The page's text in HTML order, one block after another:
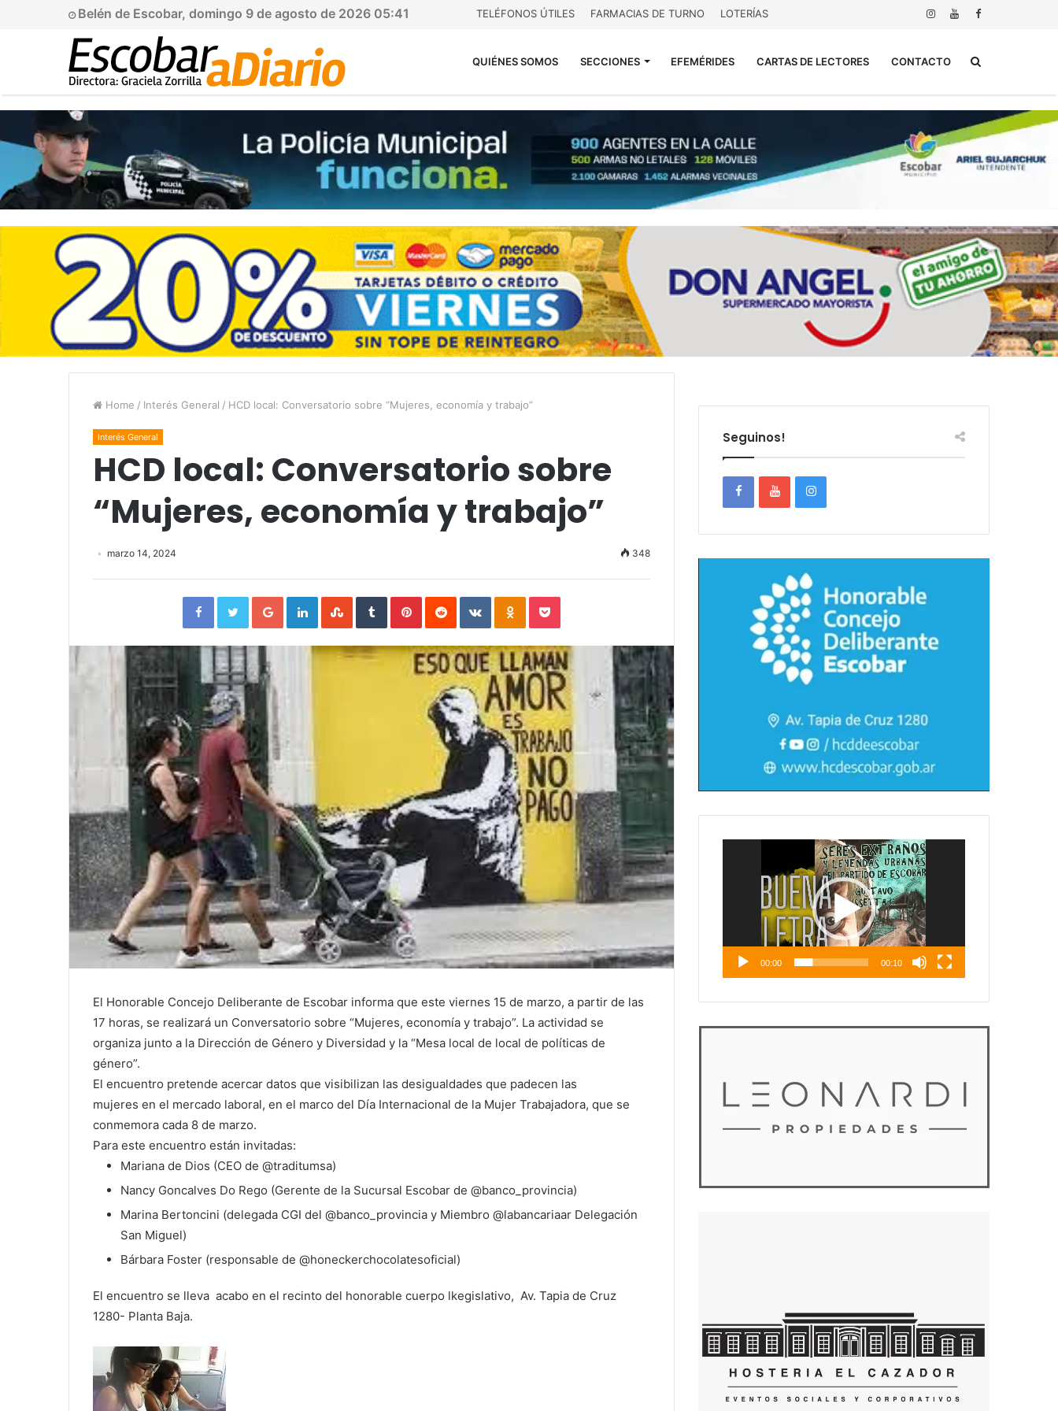
Belén de Escobar, domingo 9 de agosto de 2026 05:41 TELÉFONOS ÚTILES FARMACIAS DE TURNO LOTERÍAS
QUIÉNES SOMOS SECCIONES EFEMÉRIDES CARTAS DE LECTORES CONTACTO
Home / Interés General / HCD local: Conversatorio sobre “Mujeres, economía y trabajo”
Interés General
HCD local: Conversatorio sobre
“Mujeres, economía y trabajo”
marzo 14, 2024 348
FacebookTwitterGoogle+LinkedInStumbleUpon
TumblrPinterestReddit VKontakteOdnoklassniki
Pocket
El Honorable Concejo Deliberante de Escobar informa que este viernes 15 de marzo, a partir de las
17 horas, se realizará un Conversatorio sobre “Mujeres, economía y trabajo”. La actividad se
organiza junto a la Dirección de Género y Diversidad y la “Mesa local de local de políticas de
género”.
El encuentro pretende acercar datos que visibilizan las desigualdades que padecen las
mujeres en el mercado laboral, en el marco del Día Internacional de la Mujer Trabajadora, que se
conmemora cada 8 de marzo.
Para este encuentro están invitadas:
Mariana de Dios (CEO de @traditumsa)
Nancy Goncalves Do Rego (Gerente de la Sucursal Escobar de @banco_provincia)
Marina Bertoncini (delegada CGI del @banco_provincia y Miembro @labancariaar Delegación
San Miguel)
Bárbara Foster (responsable de @honeckerchocolatesoficial)
El encuentro se lleva acabo en el recinto del honorable cuerpo lkegislativo, Av. Tapia de Cruz
1280- Planta Baja.
Seguinos!
00:00 00:10